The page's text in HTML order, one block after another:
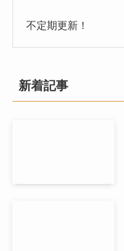
不定期更新！
新着記事